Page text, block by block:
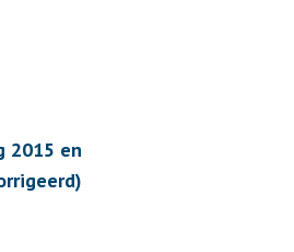
2015 en